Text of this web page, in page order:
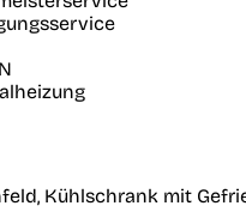
Kühlschrank mit